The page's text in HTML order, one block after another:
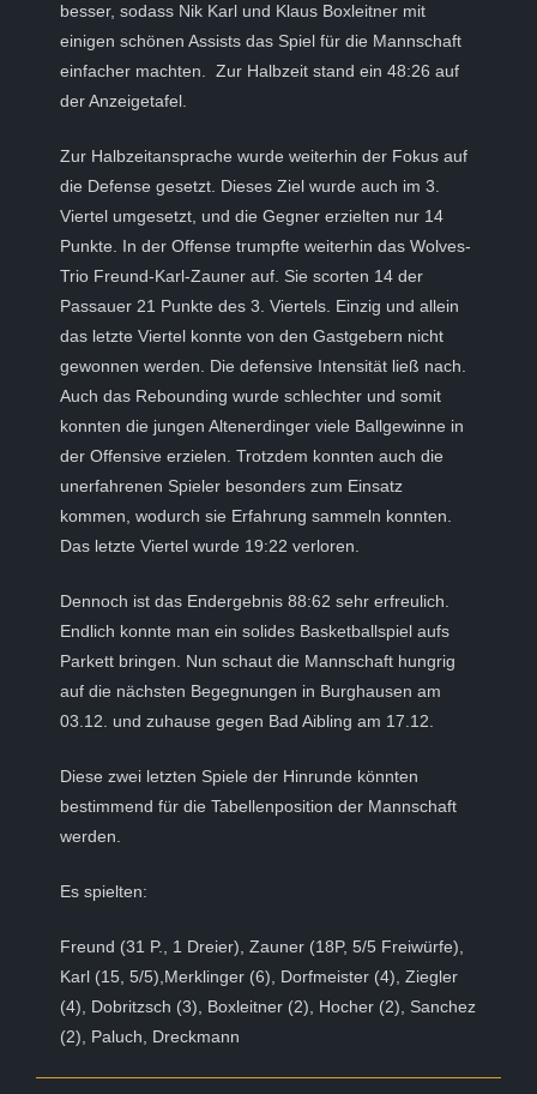
besser, sodass Nik Karl und Klaus Boxleitner mit
einigen schönen Assists das Spiel für die Mannschaft
einfacher machten. Zur Halbzeit stand ein 48:26 auf
der Anzeigetafel.
Zur Halbzeitansprache wurde weiterhin der Fokus auf
die Defense gesetzt. Dieses Ziel wurde auch im 3.
Viertel umgesetzt, und die Gegner erzielten nur 14
Punkte. In der Offense trumpfte weiterhin das Wolves-
Trio Freund-Karl-Zauner auf. Sie scorten 14 der
Passauer 21 Punkte des 3. Viertels. Einzig und allein
das letzte Viertel konnte von den Gastgebern nicht
gewonnen werden. Die defensive Intensität ließ nach.
Auch das Rebounding wurde schlechter und somit
konnten die jungen Altenerdinger viele Ballgewinne in
der Offensive erzielen. Trotzdem konnten auch die
unerfahrenen Spieler besonders zum Einsatz
kommen, wodurch sie Erfahrung sammeln konnten.
Das letzte Viertel wurde 19:22 verloren.
Dennoch ist das Endergebnis 88:62 sehr erfreulich.
Endlich konnte man ein solides Basketballspiel aufs
Parkett bringen. Nun schaut die Mannschaft hungrig
auf die nächsten Begegnungen in Burghausen am
03.12. und zuhause gegen Bad Aibling am 17.12.
Diese zwei letzten Spiele der Hinrunde könnten
bestimmend für die Tabellenposition der Mannschaft
werden.
Es spielten:
Freund (31 P., 1 Dreier), Zauner (18P, 5/5 Freiwürfe),
Karl (15, 5/5),Merklinger (6), Dorfmeister (4), Ziegler
(4), Dobritzsch (3), Boxleitner (2), Hocher (2), Sanchez
(2), Paluch, Dreckmann